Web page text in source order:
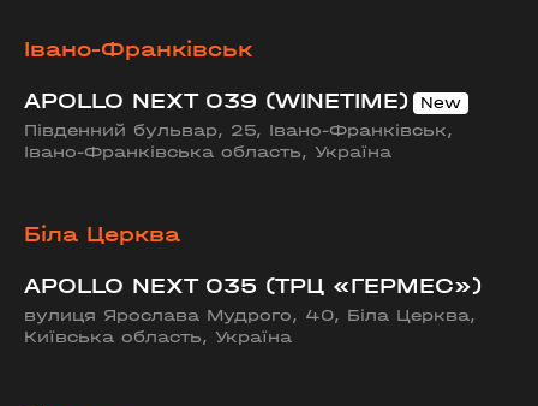
Івано-Франківськ
APOLLO NEXT 039 (WINETIME)
Південний бульвар, 25, Івано-Франківськ,
Івано-Франківська область, Україна
Біла Церква
APOLLO NEXT 035 (ТРЦ «ГЕРМЕС»)
вулиця Ярослава Мудрого, 40, Біла Церква,
Київська область, Україна